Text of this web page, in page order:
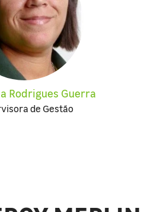
Rodrigues Guerra
de Gestão